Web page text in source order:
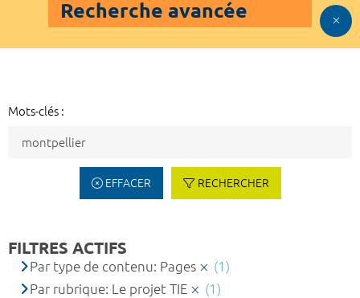
Recherche avancée
Mots-clés :
EFFACER RECHERCHER
FILTRES ACTIFS
Par type de contenu: Pages
(1)
Par rubrique: Le projet TIE
(1)